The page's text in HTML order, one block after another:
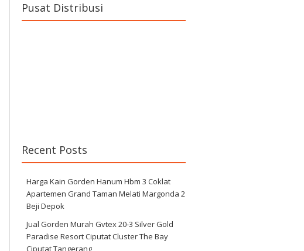
Pusat Distribusi
Recent Posts
Harga Kain Gorden Hanum Hbm 3 Coklat
Apartemen Grand Taman Melati Margonda 2
Beji Depok
Jual Gorden Murah Gvtex 20-3 Silver Gold
Paradise Resort Ciputat Cluster The Bay
Ciputat Tangerang